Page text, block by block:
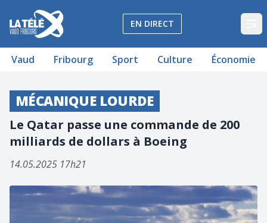
La Télé - Télévision régionale Vaud et Fribourg
EN DIRECT
Vaud Fribourg Sport Culture Économie
MÉCANIQUE LOURDE
Le Qatar passe une commande de 200
milliards de dollars à Boeing
14.05.2025 17h21